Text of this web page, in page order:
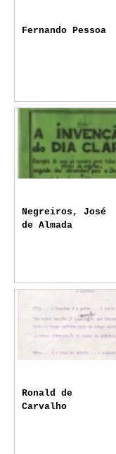
Fernando Pessoa
Negreiros, José
de Almada
Ronald de
Carvalho